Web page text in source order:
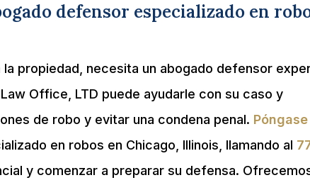
defensor especializado en
propiedad, necesita un abogado defensor
Office, LTD puede ayudarle con su caso y
de robo y evitar una condena penal.
en robos en Chicago, Illinois, llamando al
y comenzar a preparar su defensa.